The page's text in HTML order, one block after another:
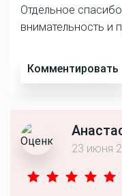
Отдельное
внимательность и
Комментировать
23 июня